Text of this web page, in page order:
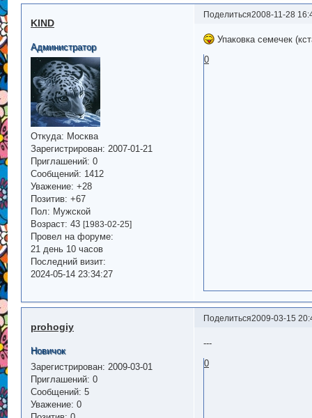
Поделиться2008-11-28
KIND
Администратор
Откуда: Москва
Зарегистрирован: 2007-01-21
Приглашений: 0
Сообщений: 1412
Уважение: +28
Позитив: +67
Пол: Мужской
Возраст: 43 [1983-02-25]
Провел на форуме:
21 день 10 часов
Последний визит:
2024-05-14 23:34:27
Упаковка семечек
0
Поделиться2009-03-15
prohogiy
Новичок
Зарегистрирован: 2009-03-01
Приглашений: 0
Сообщений: 5
Уважение: 0
---
0